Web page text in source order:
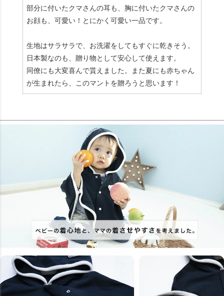
部分に付いたクマさんの耳も、胸に付いたクマさんの
お顔も、可愛い！とにかく可愛い一品です。
生地はサラサラで、お洗濯をしてもすぐに乾きそう。
日本製なのも、贈り物として安心して使えます。
同僚にも大変喜んで貰えました。また夏にも赤ちゃん
が生まれたら、このマントを贈ろうと思います！